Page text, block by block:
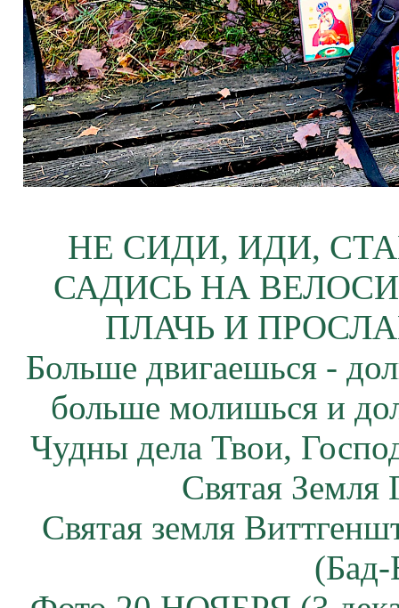
НЕ СИДИ, ИДИ,
САДИСЬ НА
ПЛАЧЬ И
Больше двигаешься -
больше молишься и
Чудны дела Твои,
Святая
Святая земля